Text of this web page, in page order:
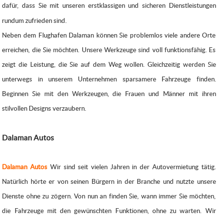
dafür, dass Sie mit unseren erstklassigen und sicheren Dienstleistungen
rundum zufrieden sind.
Neben dem Flughafen Dalaman können Sie problemlos viele andere Orte
erreichen, die Sie möchten. Unsere Werkzeuge sind voll funktionsfähig. Es
zeigt die Leistung, die Sie auf dem Weg wollen. Gleichzeitig werden Sie
unterwegs in unserem Unternehmen sparsamere Fahrzeuge finden.
Beginnen Sie mit den Werkzeugen, die Frauen und Männer mit ihren
stilvollen Designs verzaubern.
Dalaman Autos
Dalaman Autos Wir sind seit vielen Jahren in der Autovermietung tätig.
Natürlich hörte er von seinen Bürgern in der Branche und nutzte unsere
Dienste ohne zu zögern. Von nun an finden Sie, wann immer Sie möchten,
die Fahrzeuge mit den gewünschten Funktionen, ohne zu warten. Wir